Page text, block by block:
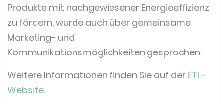
Produkte mit nachgewiesener Energieeffizienz
zu fördern, wurde auch über gemeinsame
Marketing- und
Kommunikationsmöglichkeiten gesprochen.
Weitere Informationen finden Sie auf der ETL-
Website.